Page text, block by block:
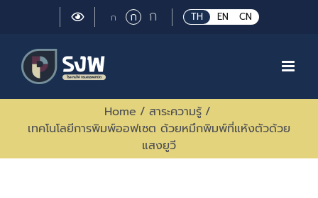
TH EN CN
กSmall
กRegular
font
ก Large
font
Home / สาระความรู้ /
เทคโนโลยีการพิมพ์ออฟเซต ด้วยหมึกพิมพ์ที่แห้งตัวด้วย
แสงยูวี